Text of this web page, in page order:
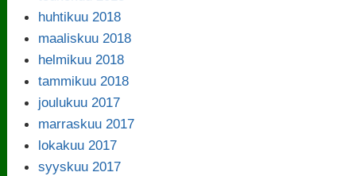
huhtikuu 2018
maaliskuu 2018
helmikuu 2018
tammikuu 2018
joulukuu 2017
marraskuu 2017
lokakuu 2017
syyskuu 2017